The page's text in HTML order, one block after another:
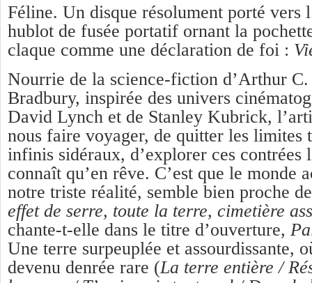
Féline. Un disque résolument porté vers
hublot de fusée portatif ornant la
claque comme une déclaration de foi :
Nourrie de la science-fiction d’Arthur
Bradbury, inspirée des univers
David Lynch et de Stanley Kubrick,
nous faire voyager, de quitter les limites
infinis sidéraux, d’explorer ces contrées
connaît qu’en rêve. C’est que le monde
notre triste réalité, semble bien proche
effet de serre, toute la terre, cimetière
chante-t-elle dans le titre d’ouverture,
Une terre surpeuplée et assourdissante,
devenu denrée rare (La terre entière /